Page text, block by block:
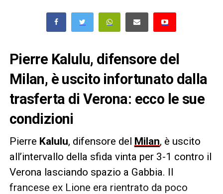
Pierre Kalulu, difensore del
Milan, è uscito infortunato dalla
trasferta di Verona: ecco le sue
condizioni
Pierre Kalulu, difensore del Milan, è uscito
all’intervallo della sfida vinta per 3-1 contro il
Verona lasciando spazio a Gabbia. Il
francese ex Lione era rientrato da poco